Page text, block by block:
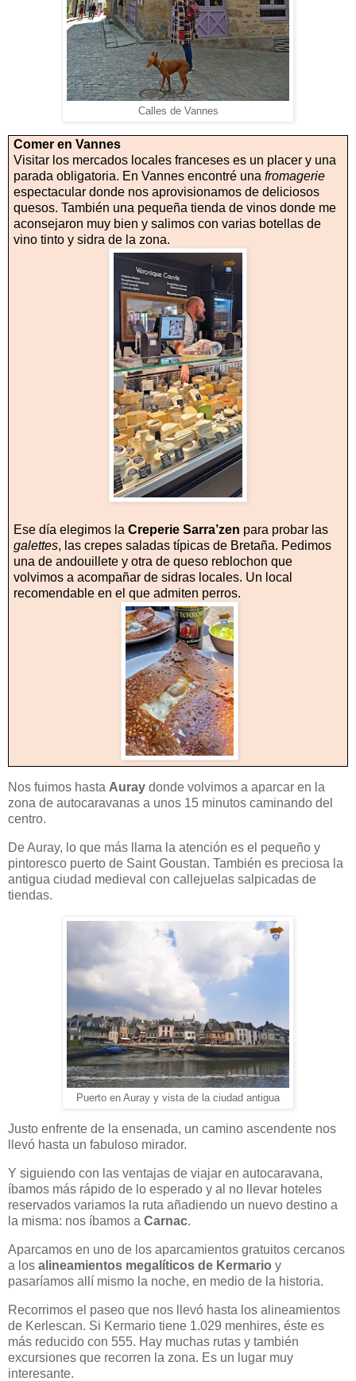
Calles de Vannes
Comer en Vannes
Visitar los mercados locales franceses es un placer y una
parada obligatoria. En Vannes encontré una fromagerie
espectacular donde nos aprovisionamos de deliciosos
quesos. También una pequeña tienda de vinos donde me
aconsejaron muy bien y salimos con varias botellas de
vino tinto y sidra de la zona.
Ese día elegimos la Creperie Sarra’zen para probar las
galettes, las crepes saladas típicas de Bretaña. Pedimos
una de andouillete y otra de queso reblochon que
volvimos a acompañar de sidras locales. Un local
recomendable en el que admiten perros.
Nos fuimos hasta Auray donde volvimos a aparcar en la
zona de autocaravanas a unos 15 minutos caminando del
centro.
De Auray, lo que más llama la atención es el pequeño y
pintoresco puerto de Saint Goustan. También es preciosa la
antigua ciudad medieval con callejuelas salpicadas de
tiendas.
Puerto en Auray y vista de la ciudad antigua
Justo enfrente de la ensenada, un camino ascendente nos
llevó hasta un fabuloso mirador.
Y siguiendo con las ventajas de viajar en autocaravana,
íbamos más rápido de lo esperado y al no llevar hoteles
reservados variamos la ruta añadiendo un nuevo destino a
la misma: nos íbamos a Carnac.
Aparcamos en uno de los aparcamientos gratuitos cercanos
a los alineamientos megalíticos de Kermario y
pasaríamos allí mismo la noche, en medio de la historia.
Recorrimos el paseo que nos llevó hasta los alineamientos
de Kerlescan. Si Kermario tiene 1.029 menhires, éste es
más reducido con 555. Hay muchas rutas y también
excursiones que recorren la zona. Es un lugar muy
interesante.